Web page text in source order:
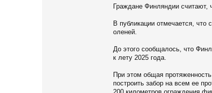
Граждане Финляндии считают,
В публикации отмечается,
оленей.
До этого сообщалось, что
к лету 2025 года.
При этом общая
построить забор на всем ее